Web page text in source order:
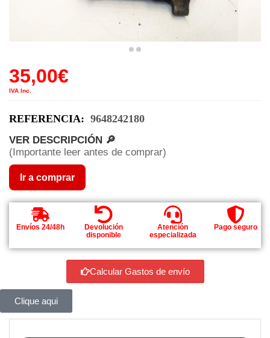
35,00€
IVA Inc.
REFERENCIA: 9648242180
VER DESCRIPCIÓN 🔎
(Importante leer antes de comprar)
Ir a comprar
Envíos 24/48h
Devolución
disponible
Atención
especializada
Pago seguro
Calcular Gastos de envío
Clique aqui